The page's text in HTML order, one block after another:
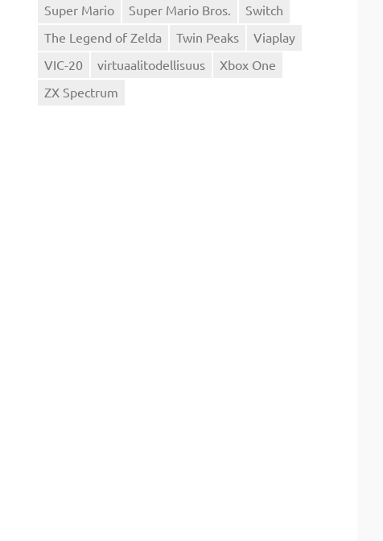
Super Mario
Super Mario Bros.
Switch
The Legend of Zelda
Twin Peaks
Viaplay
VIC-20
virtuaalitodellisuus
Xbox One
ZX Spectrum